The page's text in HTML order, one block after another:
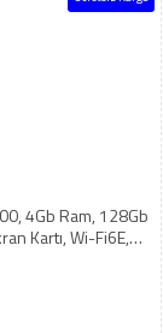
4Gb Ram, 128Gb
Kartı, Wi-Fi6E,